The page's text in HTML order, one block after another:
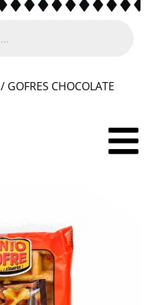
/ GOFRES CHOCOLATE